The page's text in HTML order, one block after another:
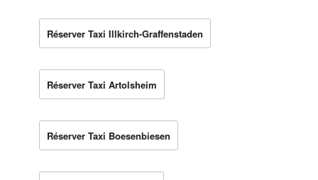
Réserver Taxi Illkirch-Graffenstaden
Réserver Taxi Artolsheim
Réserver Taxi Boesenbiesen